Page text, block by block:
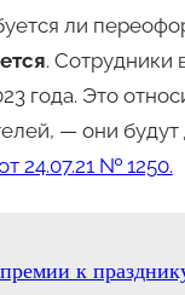
ли
. Сотрудники
года. Это
— они будут
24.07.21 № 1250.
к